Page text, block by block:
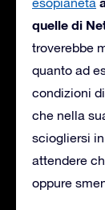
quelle di
troverebbe
quanto ad
condizioni
che nella
sciogliersi
attendere
oppure